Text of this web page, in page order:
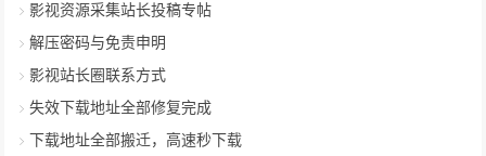
影视资源采集站长投稿专帖
解压密码与免责申明
影视站长圈联系方式
失效下载地址全部修复完成
下载地址全部搬迁，高速秒下载